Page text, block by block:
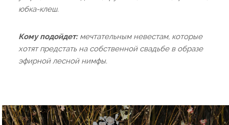
юбка-клеш.
Кому подойдет:мечтательным невестам, которые
хотят предстать на собственной свадьбе в образе
эфирной лесной нимфы.